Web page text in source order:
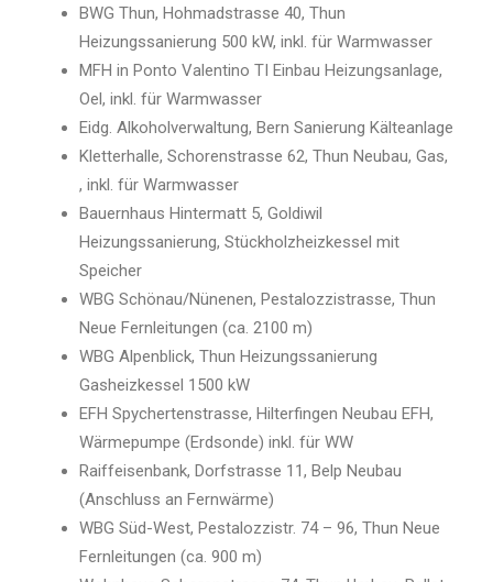
BWG Thun, Hohmadstrasse 40, Thun
Heizungssanierung 500 kW, inkl. für Warmwasser
MFH in Ponto Valentino TI Einbau Heizungsanlage,
Oel, inkl. für Warmwasser
Eidg. Alkoholverwaltung, Bern Sanierung Kälteanlage
Kletterhalle, Schorenstrasse 62, Thun Neubau, Gas,
, inkl. für Warmwasser
Bauernhaus Hintermatt 5, Goldiwil
Heizungssanierung, Stückholzheizkessel mit
Speicher
WBG Schönau/Nünenen, Pestalozzistrasse, Thun
Neue Fernleitungen (ca. 2100 m)
WBG Alpenblick, Thun Heizungssanierung
Gasheizkessel 1500 kW
EFH Spychertenstrasse, Hilterfingen Neubau EFH,
Wärmepumpe (Erdsonde) inkl. für WW
Raiffeisenbank, Dorfstrasse 11, Belp Neubau
(Anschluss an Fernwärme)
WBG Süd-West, Pestalozzistr. 74 – 96, Thun Neue
Fernleitungen (ca. 900 m)